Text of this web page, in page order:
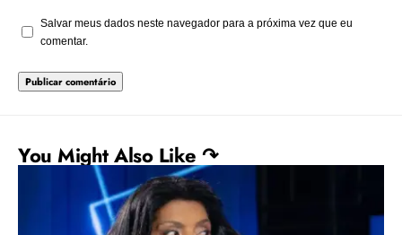
Salvar meus dados neste navegador para a próxima vez que eu
comentar.
You Might Also Like ↷